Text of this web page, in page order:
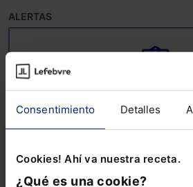
Consentimiento Detalles
Cookies! Ahí va nuestra receta.
¿Qué es una cookie?
ALERTAS
Suscríbete ya a
Mantente al día de todo lo
ESG: noticias, guías, informes